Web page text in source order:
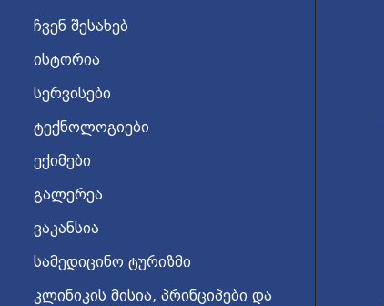
ჩვენ შესახებ
ისტორია
სერვისები
ტექნოლოგიები
ექიმები
გალერეა
ვაკანსია
სამედიცინო ტურიზმი
კლინიკის მისია, პრინციპები და